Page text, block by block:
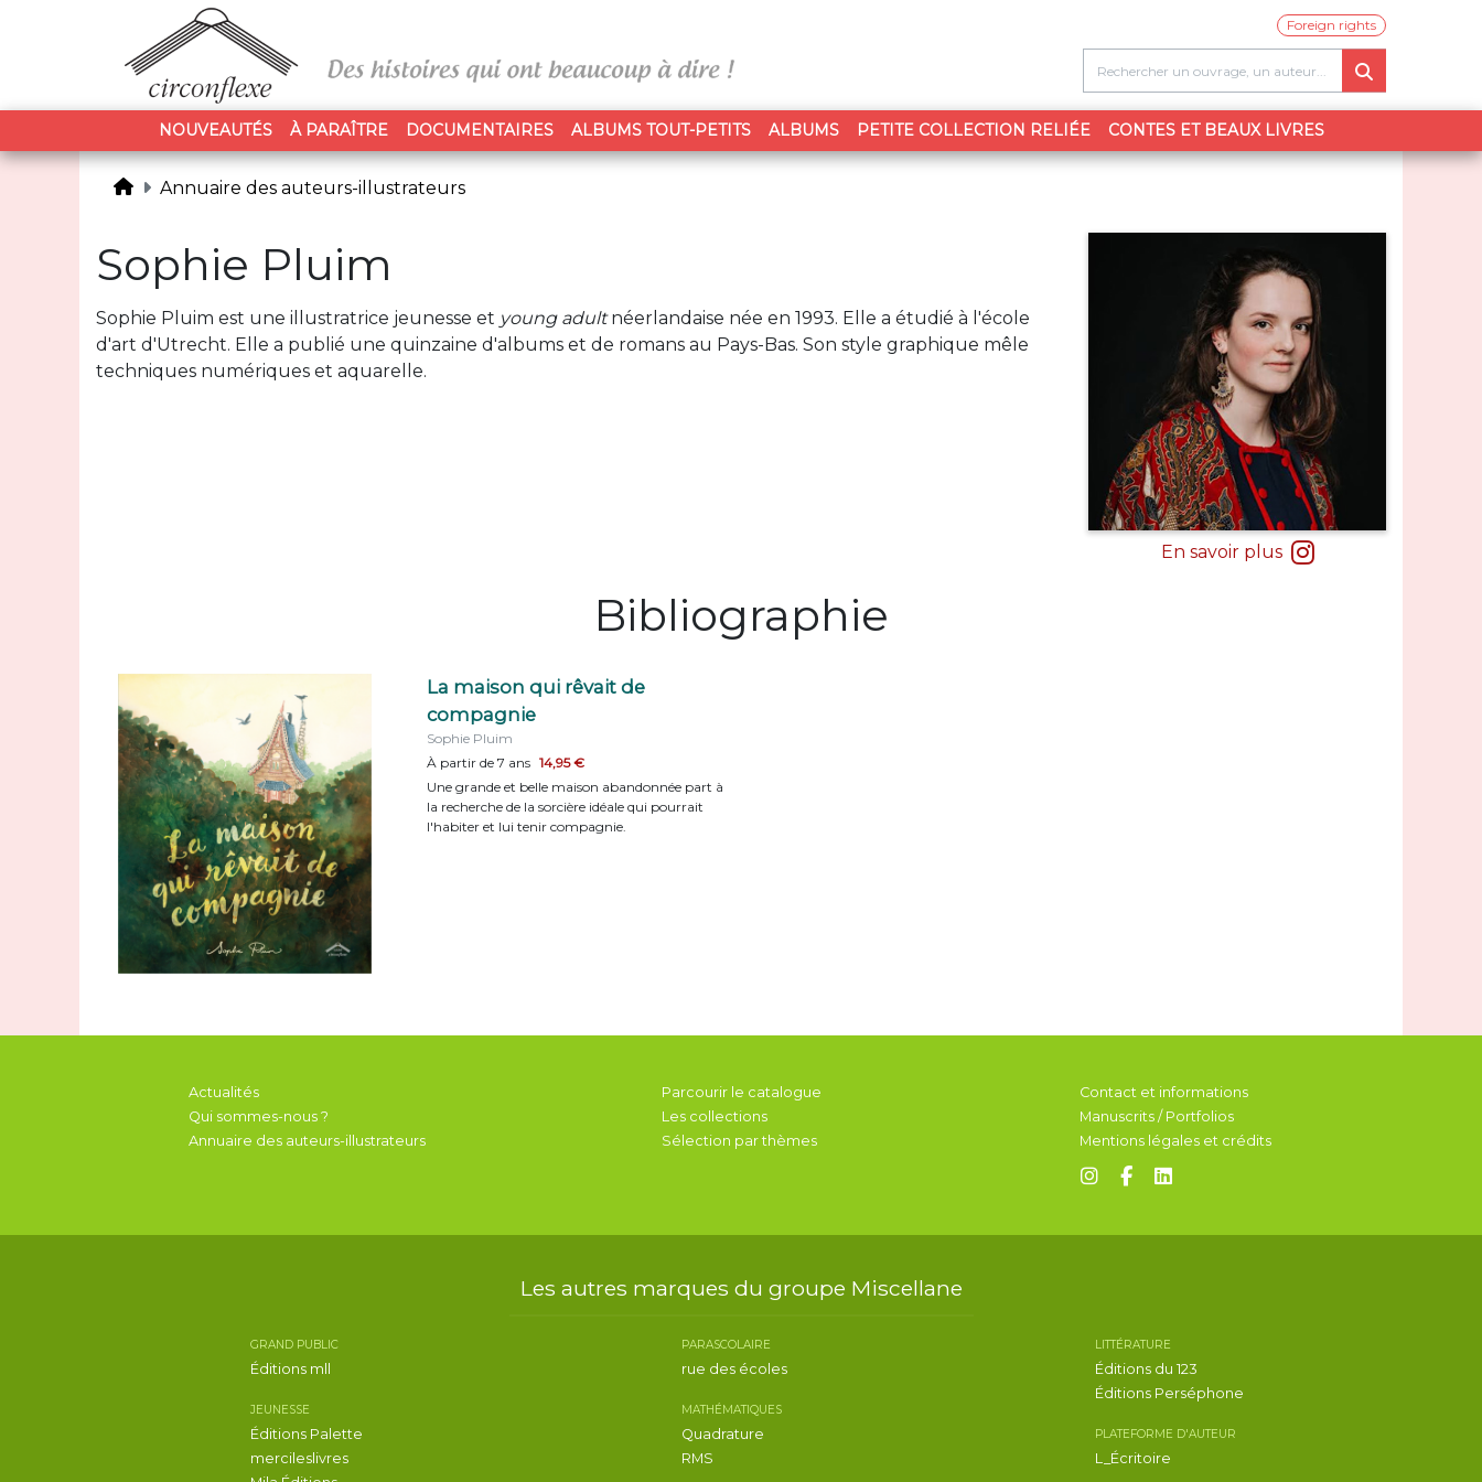
Foreign rights
NOUVEAUTÉS À PARAÎTRE DOCUMENTAIRES ALBUMS TOUT-PETITS ALBUMS PETITE COLLECTION RELIÉE CONTES ET BEAUX LIVRES
Annuaire des auteurs-illustrateurs
Sophie Pluim
Sophie Pluim est une illustratrice jeunesse et young adultnéerlandaise née en 1993. Elle a étudié à l'école
d'art d'Utrecht. Elle a publié une quinzaine d'albums et de romans au Pays-Bas. Son style graphique mêle
techniques numériques et aquarelle.
En savoir plus
Bibliographie
La maison qui rêvait de
compagnie
Sophie Pluim
À partir de 7 ans 14,95 €
Une grande et belle maison abandonnée part à
la recherche de la sorcière idéale qui pourrait
l'habiter et lui tenir compagnie.
Actualités
Qui sommes-nous ?
Annuaire des auteurs-illustrateurs
Parcourir le catalogue
Les collections
Sélection par thèmes
Contact et informations
Manuscrits / Portfolios
Mentions légales et crédits
Les autres marques du groupe Miscellane
GRAND PUBLIC
Éditions mll
JEUNESSE
Éditions Palette
mercileslivres
PARASCOLAIRE
rue des écoles
MATHÉMATIQUES
Quadrature
RMS
LITTÉRATURE
Éditions du 123
Éditions Perséphone
PLATEFORME D'AUTEUR
L_Écritoire